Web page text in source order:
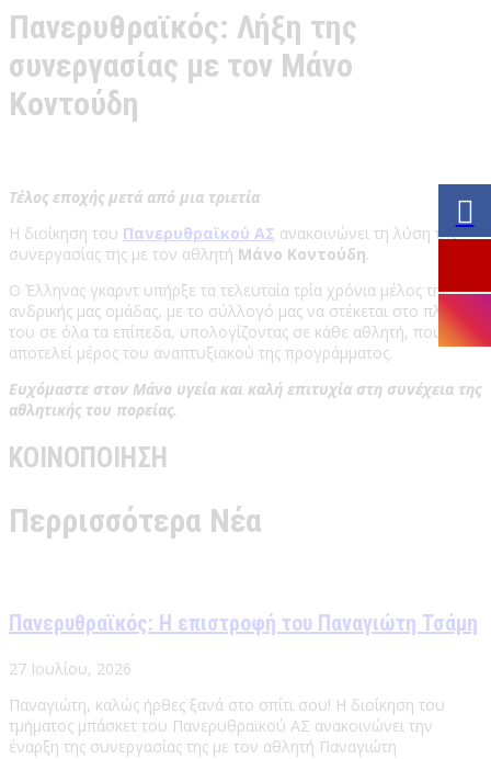
Πανερυθραϊκός: Λήξη της
συνεργασίας με τον Μάνο
Κοντούδη
Τέλος εποχής μετά από μια τριετία
Η διοίκηση του Πανερυθραϊκού ΑΣ ανακοινώνει τη λύση της
συνεργασίας της με τον αθλητή Μάνο Κοντούδη.
Ο Έλληνας γκαρντ υπήρξε τα τελευταία τρία χρόνια μέλος της
ανδρικής μας ομάδας, με το σύλλογό μας να στέκεται στο πλευρό
του σε όλα τα επίπεδα, υπολογίζοντας σε κάθε αθλητή, που
αποτελεί μέρος του αναπτυξιακού της προγράμματος.
Ευχόμαστε στον Μάνο υγεία και καλή επιτυχία στη συνέχεια της
αθλητικής του πορείας.
ΚΟΙΝΟΠΟΙΗΣΗ
Περρισσότερα Νέα
Πανερυθραϊκός: Η επιστροφή του Παναγιώτη Τσάμη
27 Ιουλίου, 2026
Παναγιώτη, καλώς ήρθες ξανά στο σπίτι σου! Η διοίκηση του
τμήματος μπάσκετ του Πανερυθραϊκού ΑΣ ανακοινώνει την
έναρξη της συνεργασίας της με τον αθλητή Παναγιώτη